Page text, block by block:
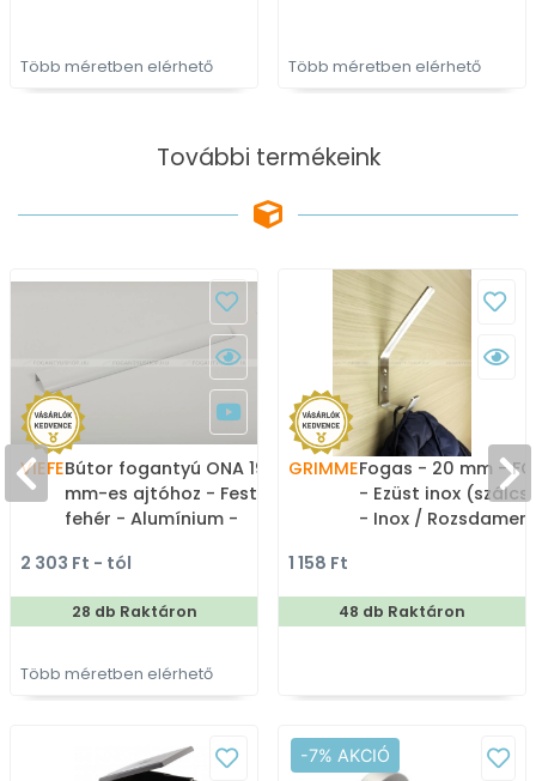
Több méretben elérhető Több méretben elérhető
További termékeink
VIEFEBútor fogantyú ONA 19,7
mm-es ajtóhoz - Festett
fehér - Alumínium -
színes fém fogantyú
2 303 Ft - tól
28 db Raktáron
Több méretben elérhető
GRIMMEFogas - 20 mm -
- Ezüst inox
- Inox /
1 158 Ft
48 db Raktáron
-7% AKCIÓ